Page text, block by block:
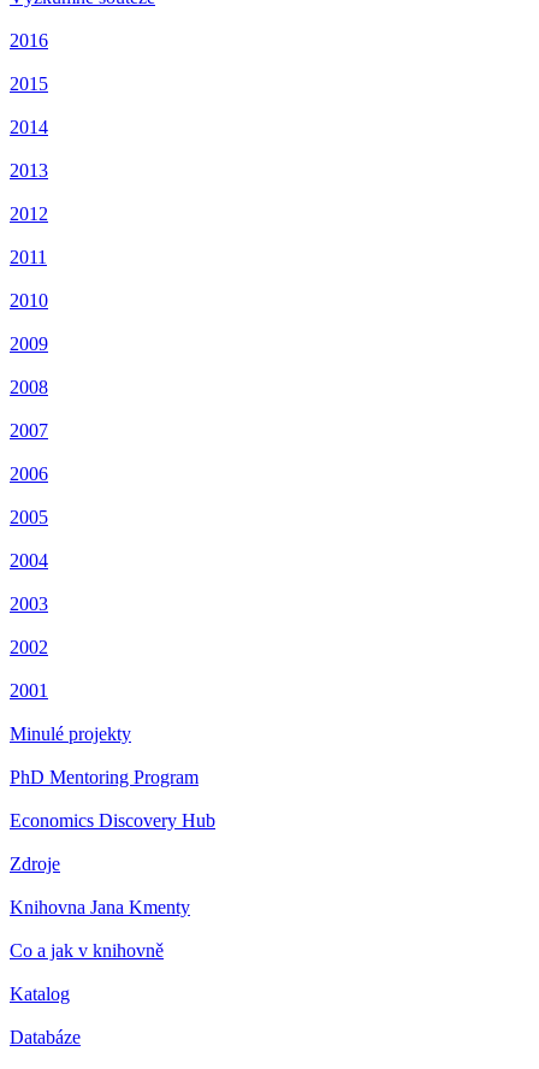
2016
2015
2014
2013
2012
2011
2010
2009
2008
2007
2006
2005
2004
2003
2002
2001
Minulé projekty
PhD Mentoring Program
Economics Discovery Hub
Zdroje
Knihovna Jana Kmenty
Co a jak v knihovně
Katalog
Databáze